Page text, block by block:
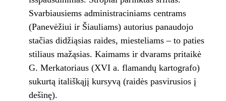
Svarbiausiems administraciniams centrams
(Panevėžiui ir Šiauliams) autorius panaudojo
stačias didžiąsias raides, miesteliams – to paties
stiliaus mažąsias. Kaimams ir dvarams pritaikė
G. Merkatoriaus (XVI a. flamandų kartografo)
sukurtą itališkąjį kursyvą (raidės pasvirusios į
dešinę).